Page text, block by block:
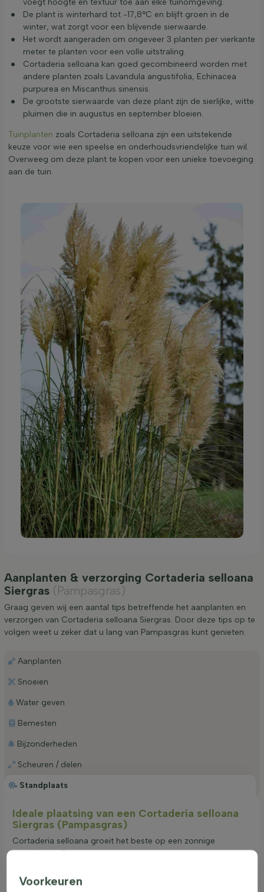
voegt hoogte en textuur toe aan elke tuinomgeving.
De plant is winterhard tot -17,8°C en blijft groen in de
winter, wat zorgt voor een blijvende sierwaarde.
Het wordt aangeraden om ongeveer 3 planten per vierkante
meter te planten voor een volle uitstraling.
Cortaderia selloana kan goed gecombineerd worden met
andere planten zoals Lavandula angustifolia, Echinacea
purpurea en Miscanthus sinensis.
De grootste sierwaarde van deze plant zijn de sierlijke, witte
pluimen die in augustus en september bloeien.
Tuinplanten zoals Cortaderia selloana zijn een uitstekende
keuze voor wie een speelse en onderhoudsvriendelijke tuin wil.
Overweeg om deze plant te kopen voor een unieke toevoeging
aan de tuin.
Aanplanten & verzorging Cortaderia selloana
Siergras (Pampasgras)
Graag geven wij een aantal tips betreffende het aanplanten en
verzorgen van Cortaderia selloana Siergras. Door deze tips op te
volgen weet u zeker dat u lang van Pampasgras kunt genieten.
Standplaats
Aanplanten
Snoeien
Water geven
Bemesten
Bijzonderheden
Scheuren / delen
Ideale plaatsing van een Cortaderia selloana
Siergras (Pampasgras)
Cortaderia selloana groeit het beste op een zonnige
standplaats. Deze plant houdt van goed doorlatende grond
niet te nat is. Een zonnige plek zorgt voor een betere groei en
Voorkeuren